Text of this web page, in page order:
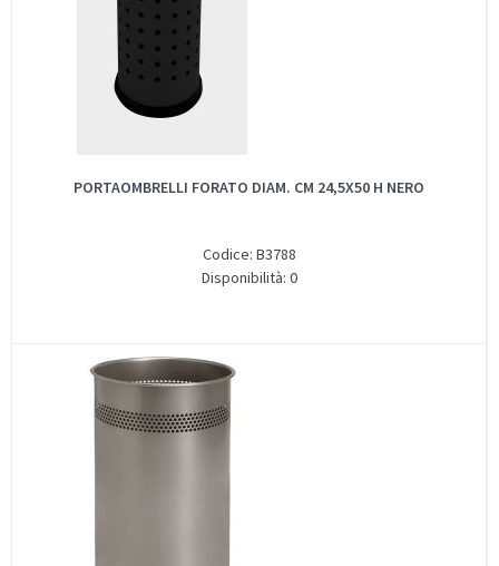
PORTAOMBRELLI FORATO DIAM. CM 24,5X50 H NERO
Codice: B3788
Disponibilità: 0